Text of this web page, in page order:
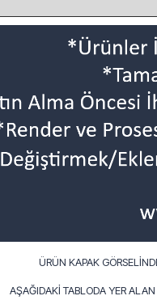
ÜRÜN KAPAK
AŞAĞIDAKİ TABLODA YER